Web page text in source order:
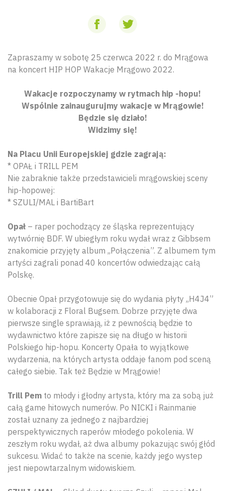
Zapraszamy w sobotę 25 czerwca 2022 r. do Mrągowa
na koncert HIP HOP Wakacje Mrągowo 2022.
Wakacje rozpoczynamy w rytmach hip -hopu!
Wspólnie zainaugurujmy wakacje w Mrągowie!
Będzie się działo!
Widzimy się!
Na Placu Unii Europejskiej gdzie zagrają:
* OPAŁ i TRILL PEM
Nie zabraknie także przedstawicieli mrągowskiej sceny
hip-hopowej:
* SZULI/MAL i BartiBart
Opał – raper pochodzący ze śląska reprezentujący
wytwórnię BDF. W ubiegłym roku wydał wraz z Gibbsem
znakomicie przyjęty album ,,Połączenia”. Z albumem tym
artyści zagrali ponad 40 koncertów odwiedzając całą
Polskę.
Obecnie Opał przygotowuje się do wydania płyty ,,H4J4”
w kolaboracji z Floral Bugsem. Dobrze przyjęte dwa
pierwsze single sprawiają, iż z pewnością będzie to
wydawnictwo które zapisze się na długo w historii
Polskiego hip-hopu. Koncerty Opała to wyjątkowe
wydarzenia, na których artysta oddaje fanom pod sceną
całego siebie. Tak też Będzie w Mrągowie!
Trill Pem to młody i głodny artysta, który ma za sobą już
całą game hitowych numerów. Po NICKI i Rainmanie
został uznany za jednego z najbardziej
perspektywicznych raperów młodego pokolenia. W
zeszłym roku wydał, aż dwa albumy pokazując swój głód
sukcesu. Widać to także na scenie, każdy jego wystep
jest niepowtarzalnym widowiskiem.